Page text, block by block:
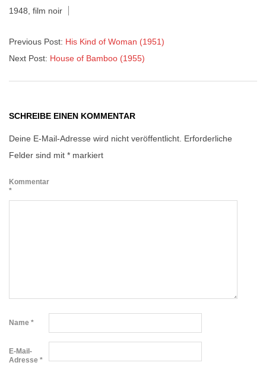
07
1948 film noir
Previous Post: His Kind of Woman (1951)
Next Post: House of Bamboo (1955)
SCHREIBE EINEN KOMMENTAR
Deine E-Mail-Adresse wird nicht veröffentlicht. Erforderliche
Felder sind mit * markiert
Kommentar
*
Name *
E-Mail-
Adresse *